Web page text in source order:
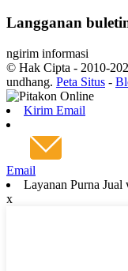
Langganan
ngirim informasi
© Hak Cipta - 2010-
undhang. Peta Situs -
Kirim Email
Email
Layanan Purna
x